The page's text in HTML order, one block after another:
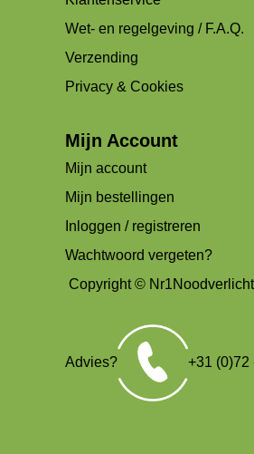
Wet- en regelgeving / F.A.Q.
Verzending
Privacy & Cookies
Mijn Account
Mijn account
Mijn bestellingen
Inloggen / registreren
Wachtwoord vergeten?
Copyright ©
Advies? +31 (0)72